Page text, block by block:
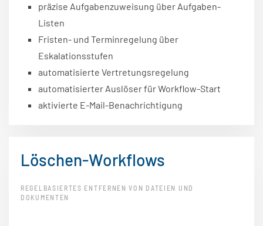
präzise Aufgabenzuweisung über Aufgaben-
Listen
Fristen- und Terminregelung über
Eskalationsstufen
automatisierte Vertretungsregelung
automatisierter Auslöser für Workflow-Start
aktivierte E-Mail-Benachrichtigung
Löschen-Workflows
REGELBASIERTES ENTFERNEN VON DATEIEN UND
DOKUMENTEN